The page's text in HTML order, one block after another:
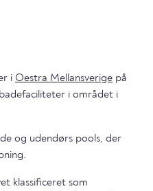
i Oestra Mellansverige på
i området i
og udendørs pools, der
klassificeret som